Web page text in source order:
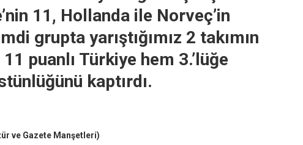
11, Hollanda ile Norveç’in
grupta yarıştığımız 2 takımın
puanlı Türkiye hem 3.’lüğe
kaptırdı.
ve Gazete Manşetleri)